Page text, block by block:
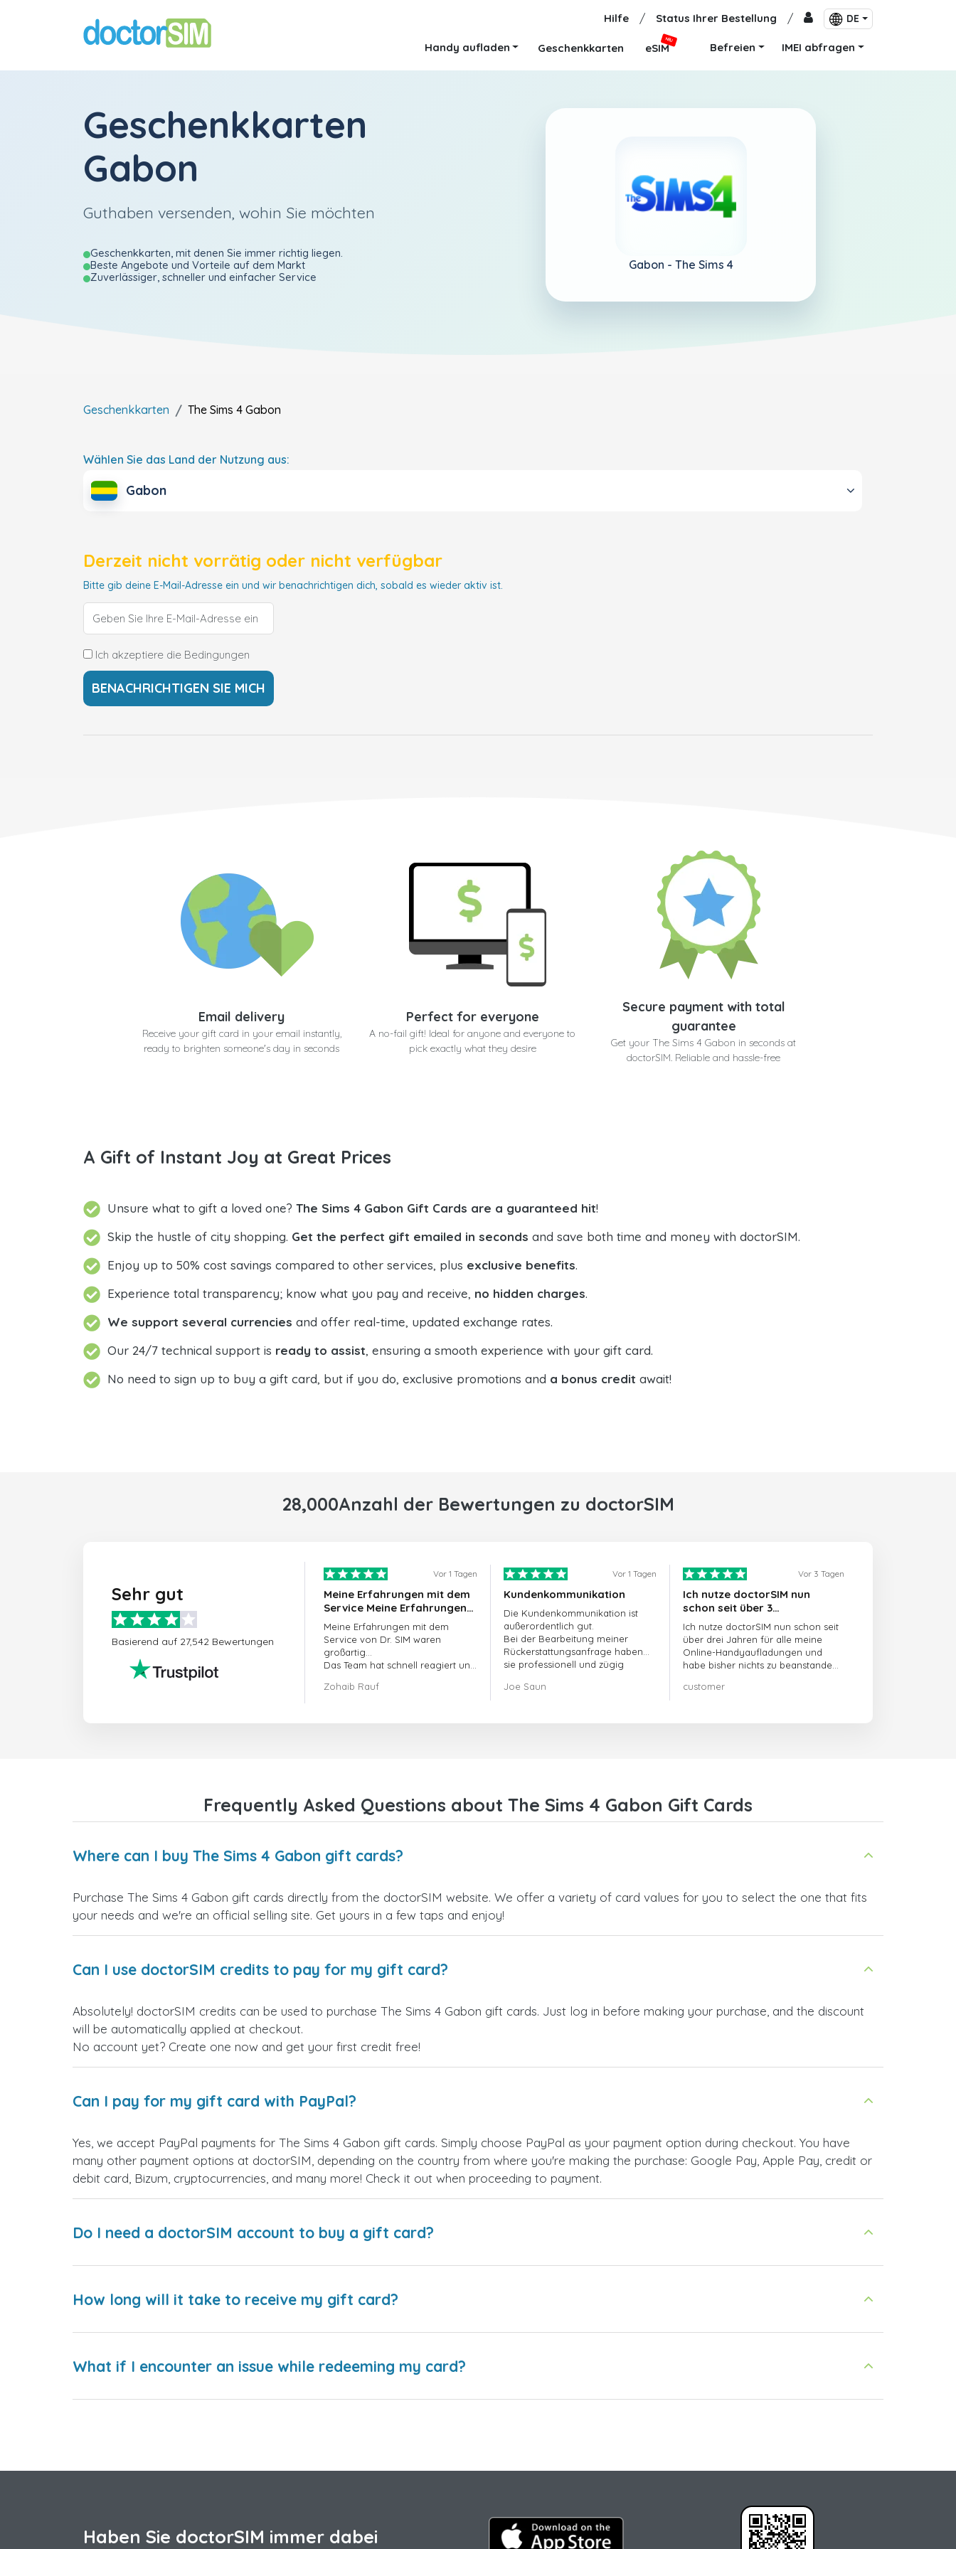
Hilfe / Status Ihrer Bestellung / DE
Handy aufladen Geschenkkarten eSIM
NEU
Befreien IMEI abfragen
Geschenkkarten
Gabon
Guthaben versenden, wohin Sie möchten
Geschenkkarten, mit denen Sie immer richtig liegen.
Beste Angebote und Vorteile auf dem Markt
Zuverlässiger, schneller und einfacher Service
Gabon - The Sims 4
Geschenkkarten The Sims 4 Gabon
Wählen Sie das Land der Nutzung aus:
Gabon
Derzeit nicht vorrätig oder nicht verfügbar
Bitte gib deine E-Mail-Adresse ein und wir benachrichtigen dich, sobald es wieder aktiv ist.
Ich akzeptiere die Bedingungen
Email delivery
Receive your gift card in your email instantly,
ready to brighten someone's day in seconds
Perfect for everyone
A no-fail gift! Ideal for anyone and everyone to
pick exactly what they desire
Secure payment with total
guarantee
Get your The Sims 4 Gabon in seconds at
doctorSIM. Reliable and hassle-free
A Gift of Instant Joy at Great Prices
Unsure what to gift a loved one? The Sims 4 Gabon Gift Cards are a guaranteed hit!
Skip the hustle of city shopping. Get the perfect gift emailed in seconds and save both time and money with doctorSIM.
Enjoy up to 50% cost savings compared to other services, plus exclusive benefits.
Experience total transparency; know what you pay and receive, no hidden charges.
We support several currencies and offer real-time, updated exchange rates.
Our 24/7 technical support is ready to assist, ensuring a smooth experience with your gift card.
No need to sign up to buy a gift card, but if you do, exclusive promotions and a bonus credit await!
28,000Anzahl der Bewertungen zu doctorSIM
Sehr gut
Basierend auf 27,542 Bewertungen
Vor 1 Tagen
Meine Erfahrungen mit dem
Service Meine Erfahrungen
mit dem Service von
doctorSIM waren großartig.
Meine Erfahrungen mit dem
Service von Dr. SIM waren
großartig...
Das Team hat schnell reagiert und
umgehend bearbeitet.
Zohaib Rauf
Vor 1 Tagen
Kundenkommunikation
Die Kundenkommunikation ist
außerordentlich gut.
Bei der Bearbeitung meiner
Rückerstattungsanfrage haben
sie professionell und zügig
gelöst.
Joe Saun
Vor 3 Tagen
Ich nutze doctorSIM nun
schon seit über 3…
Ich nutze doctorSIM nun schon seit
über drei Jahren für alle meine
Online-Handyaufladungen und
habe bisher nichts zu beanstanden!!
customer
Frequently Asked Questions about The Sims 4 Gabon Gift Cards
Where can I buy The Sims 4 Gabon gift cards?
Purchase The Sims 4 Gabon gift cards directly from the doctorSIM website. We offer a variety of card values for you to select the one that fits
your needs and we're an official selling site. Get yours in a few taps and enjoy!
Can I use doctorSIM credits to pay for my gift card?
Absolutely! doctorSIM credits can be used to purchase The Sims 4 Gabon gift cards. Just log in before making your purchase, and the discount
will be automatically applied at checkout.
No account yet? Create one now and get your first credit free!
Can I pay for my gift card with PayPal?
Yes, we accept PayPal payments for The Sims 4 Gabon gift cards. Simply choose PayPal as your payment option during checkout. You have
many other payment options at doctorSIM, depending on the country from where you're making the purchase: Google Pay, Apple Pay, credit or
debit card, Bizum, cryptocurrencies, and many more! Check it out when proceeding to payment.
Do I need a doctorSIM account to buy a gift card?
How long will it take to receive my gift card?
What if I encounter an issue while redeeming my card?
Haben Sie doctorSIM immer dabei